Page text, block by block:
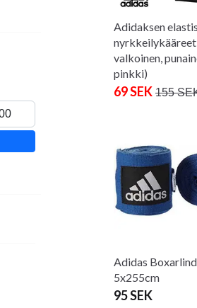
Adidaksen
nyrkkeilykääreet
valkoinen,
pinkki)
69 SEK 155
Adidas
5x255cm
95 SEK